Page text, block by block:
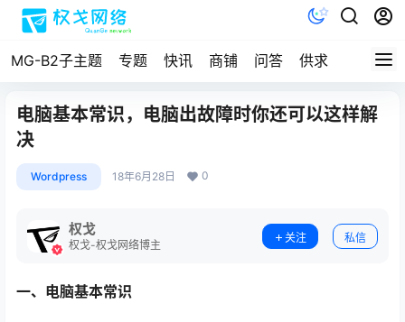
MG-B2子主题 专题 快讯 商铺 问答 供求
电脑基本常识，电脑出故障时你还可以这样解
决
Wordpress 18年6月28日 0
权戈
权戈-权戈网络博主
关注 私信
一、电脑基本常识